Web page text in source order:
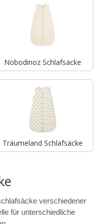
Nobodinoz Schlafsäcke
Träumeland Schlafsäcke
verschiedener
für unterschiedliche